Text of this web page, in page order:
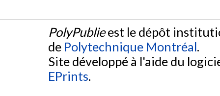
PolyPublieest le dépôt
de Polytechnique Montréal.
Site développé à l'aide du
EPrints.